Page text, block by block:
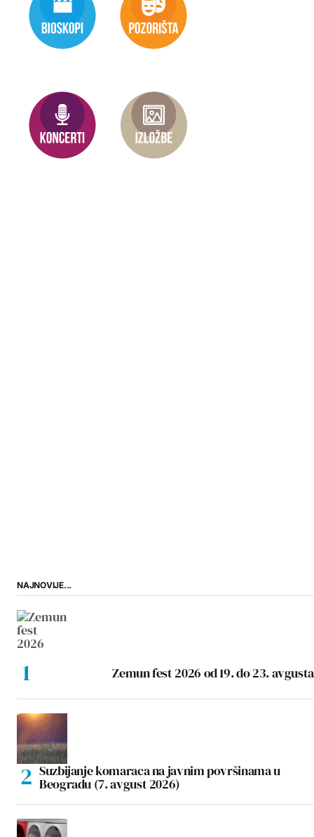
NAJNOVIJE...
Zemun fest 2026 od 19. do 23. avgusta
Suzbijanje komaraca na javnim površinama u
Beogradu (7. avgust 2026)